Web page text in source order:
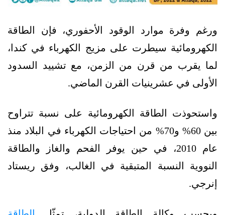
ورغم وفرة موارد الوقود الأحفوري، فإن الطاقة
الكهرومائية سيطرت على مزيج الكهرباء في كندا،
لما يقرب من قرن من الزمن، مع تشييد السدود
الأولى في عشرينيات القرن الماضي.
واستحوذت الطاقة الكهرومائية على نسبة تتراوح
بين 60% و70% من احتياجات الكهرباء في البلاد منذ
عام 2010، في حين يوفر الفحم والغاز والطاقة
النووية النسبة المتبقية في الغالب، وفق ريستاد
إنرجي.